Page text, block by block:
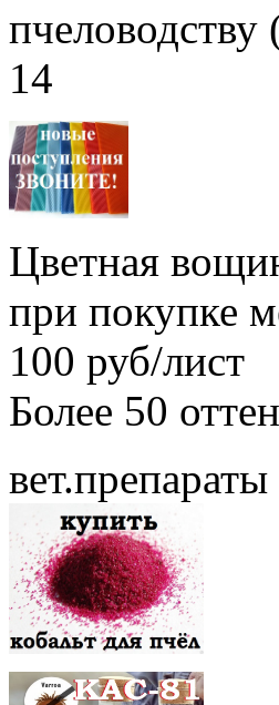
14
Цветная
при покупке
100 руб/лист
Более 50
вет.препараты